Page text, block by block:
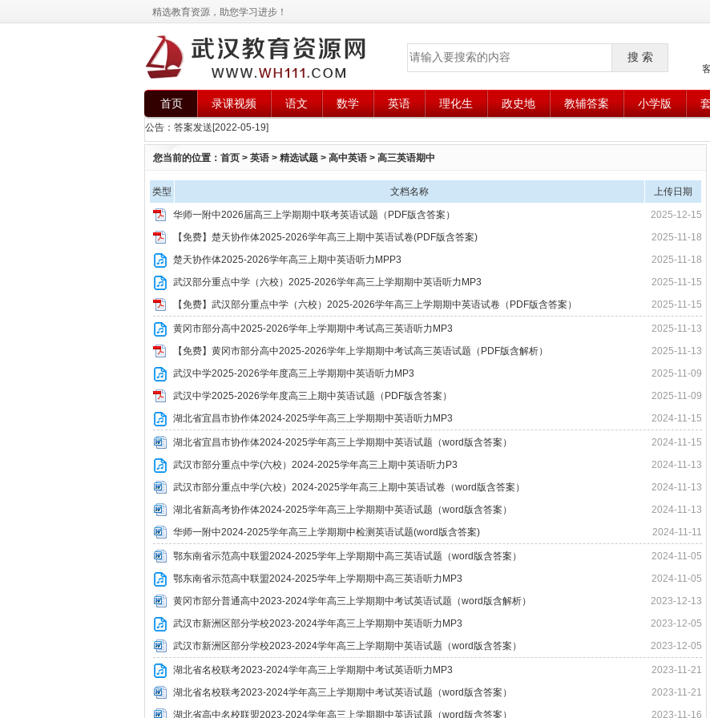
精选教育资源，助您学习进步！
搜 索
首页 录课视频 语文 数学 英语 理化生 政史地 教辅答案 小学版
公告： 答案发送 [2022-05-19]
您当前的位置： 首页 > 英语 > 精选试题 > 高中英语 > 高三英语期中
类型 文档名称 上传日期
2025-12-15
华师一附中2026届高三上学期期中联考英语试题（PDF版含答案）
2025-11-18
【免费】楚天协作体2025-2026学年高三上期中英语试卷(PDF版含答案)
2025-11-18
楚天协作体2025-2026学年高三上期中英语听力MPP3
2025-11-15
武汉部分重点中学（六校）2025-2026学年高三上学期期中英语听力MP3
2025-11-15
【免费】武汉部分重点中学（六校）2025-2026学年高三上学期期中英语试卷（PDF版含答案）
2025-11-13
黄冈市部分高中2025-2026学年上学期期中考试高三英语听力MP3
2025-11-13
【免费】黄冈市部分高中2025-2026学年上学期期中考试高三英语试题（PDF版含解析）
2025-11-09
武汉中学2025-2026学年度高三上学期期中英语听力MP3
2025-11-09
武汉中学2025-2026学年度高三上期中英语试题（PDF版含答案）
2024-11-15
湖北省宜昌市协作体2024-2025学年高三上学期期中英语听力MP3
2024-11-15
湖北省宜昌市协作体2024-2025学年高三上学期期中英语试题（word版含答案）
2024-11-13
武汉市部分重点中学(六校）2024-2025学年高三上期中英语听力P3
2024-11-13
武汉市部分重点中学(六校）2024-2025学年高三上期中英语试卷（word版含答案）
2024-11-13
湖北省新高考协作体2024-2025学年高三上学期期中英语试题（word版含答案）
2024-11-11
华师一附中2024-2025学年高三上学期期中检测英语试题(word版含答案)
2024-11-05
鄂东南省示范高中联盟2024-2025学年上学期期中高三英语试题（word版含答案）
2024-11-05
鄂东南省示范高中联盟2024-2025学年上学期期中高三英语听力MP3
2023-12-13
黄冈市部分普通高中2023-2024学年高三上学期期中考试英语试题（word版含解析）
2023-12-05
武汉市新洲区部分学校2023-2024学年高三上学期期中英语听力MP3
2023-12-05
武汉市新洲区部分学校2023-2024学年高三上学期期中英语试题（word版含答案）
2023-11-21
湖北省名校联考2023-2024学年高三上学期期中考试英语听力MP3
2023-11-21
湖北省名校联考2023-2024学年高三上学期期中考试英语试题（word版含答案）
2023-11-16
湖北省高中名校联盟2023-2024学年高三上学期期中英语试题（word版含答案）